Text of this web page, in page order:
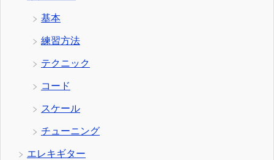
基本
練習方法
テクニック
コード
スケール
チューニング
エレキギター